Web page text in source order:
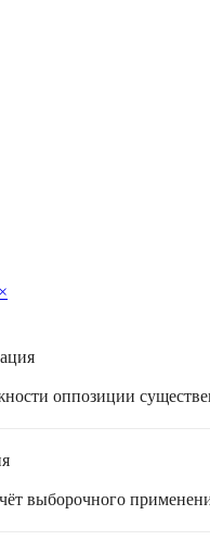
×
оппозиции
выборочного